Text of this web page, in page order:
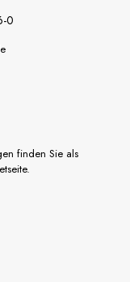
0
finden Sie als